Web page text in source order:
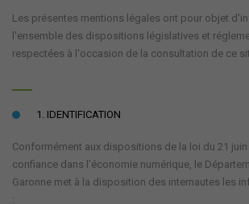
Les présentes mentions légales ont pour objet
l'ensemble des dispositions législatives et
respectées à l'occasion de la consultation de ce
1. IDENTIFICATION
Conformément aux dispositions de la loi du 21 juin
confiance dans l’économie numérique, le
Garonne met à la disposition des internautes les
: